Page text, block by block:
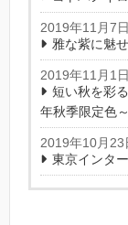
2019年11月7日
雅な紫に魅
2019年11月1日
短い秋を彩
年秋季限定色～
2019年10月23
東京インタ